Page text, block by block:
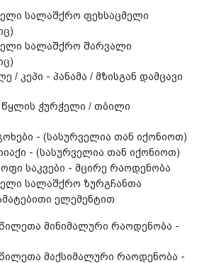
სალაშქრო ფეხსაცმელი
სალაშქრო შარვალი
/ კეპი - პანამა / მზისგან დამცავი
წყლის ჭურჭელი / თბილი
- (სასურველია თან იქონიოთ)
- (სასურველია თან იქონიოთ)
საკვები - მცირე რაოდენობა
სალაშქრო ზურგჩანთა
ელემენტით
მინიმალური რაოდენობა -
მაქსიმალური რაოდენობა -